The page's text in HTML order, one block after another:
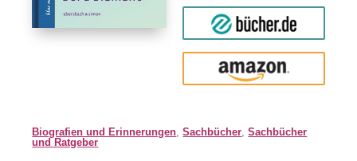
buecher.de
Amazon
Biografien und Erinnerungen ,Sachbücher ,Sachbücher
und Ratgeber